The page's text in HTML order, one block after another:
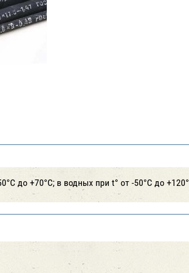
до +70°С; в водных при t° от -50°С до